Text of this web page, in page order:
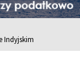
Indyjskim